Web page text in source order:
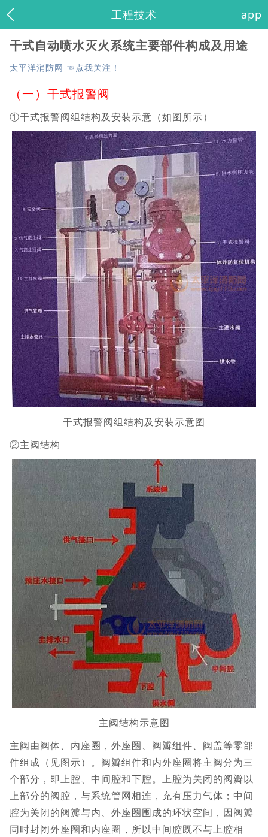
工程技术 app
干式自动喷水灭火系统主要部件构成及用途
太平洋消防网 ☜点我关注！
（一）干式报警阀
①干式报警阀组结构及安装示意（如图所示）
干式报警阀组结构及安装示意图
②主阀结构
主阀结构示意图
主阀由阀体、内座圈，外座圈、阀瓣组件、阀盖等零部
件组成（见图示）。阀瓣组件和内外座圈将主阀分为三
个部分，即上腔、中间腔和下腔。上腔为关闭的阀瓣以
上部分的阀腔，与系统管网相连，充有压力气体；中间
腔为关闭的阀瓣与内、外座圈围成的环状空间，因阀瓣
同时封闭外座圈和内座圈，所以中间腔既不与上腔相